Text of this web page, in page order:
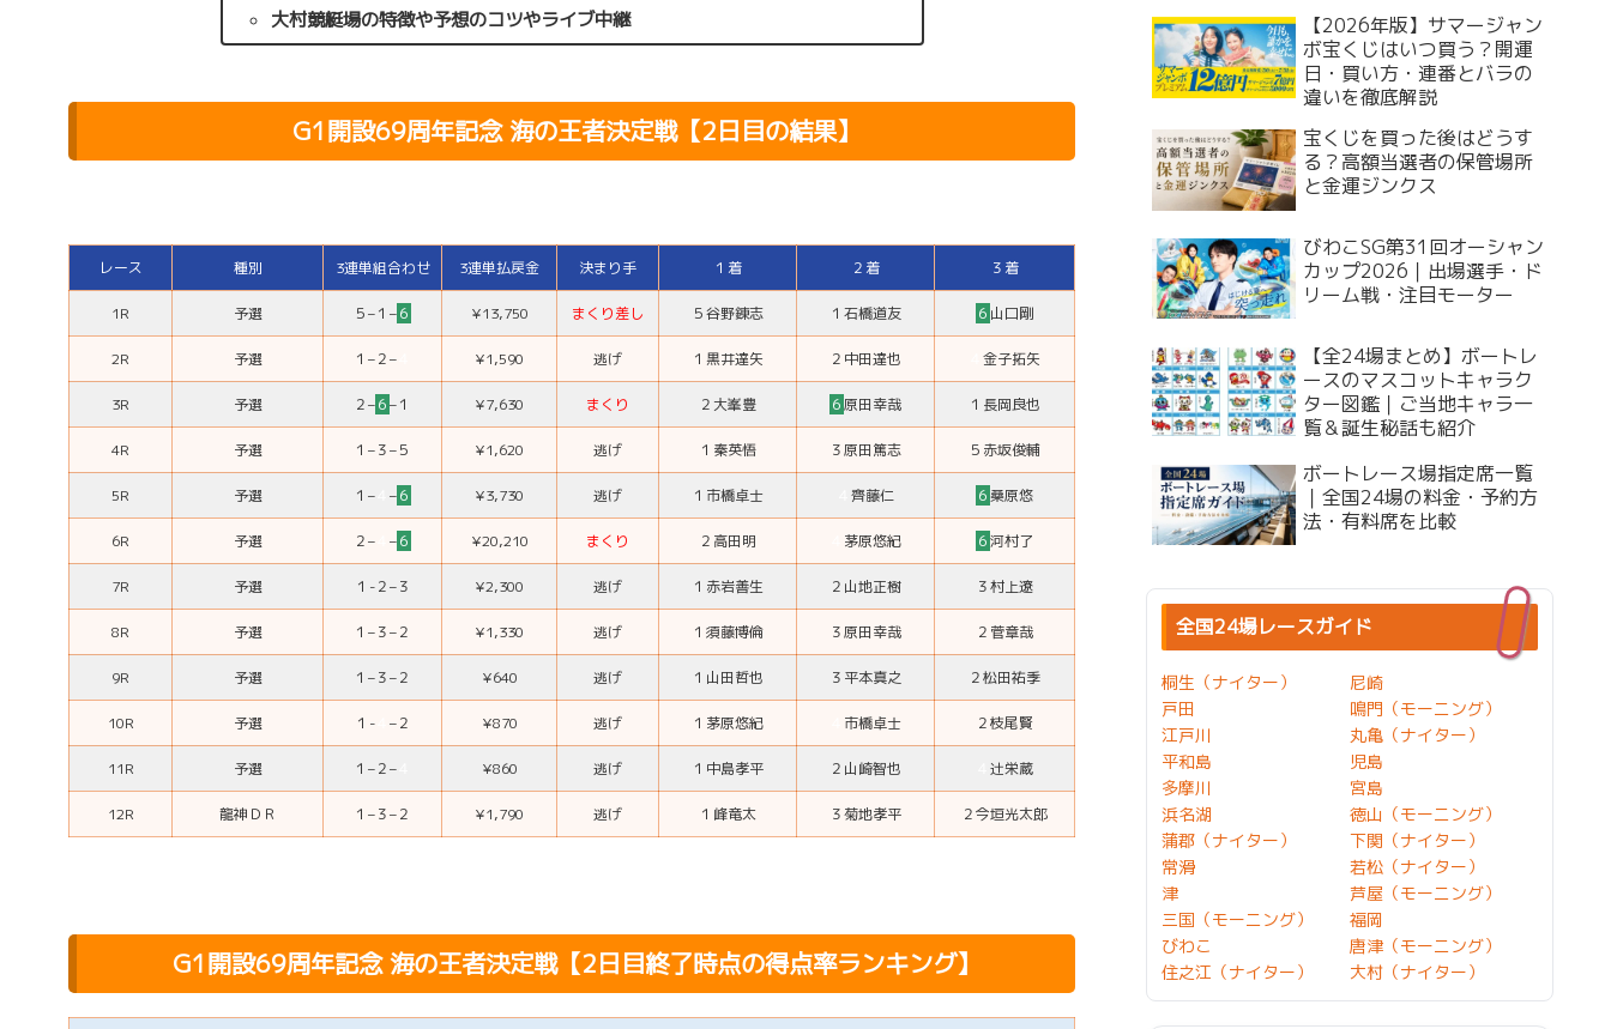
大村競艇場の特徴や予想のコツやライブ中継
G1開設69周年記念 海の王者決定戦【2日目の結果】
レース 種別 3連単組合わせ 3連単払戻金 決まり手 １着 ２着 ３着
1R 予選 ５–１ –６ ¥13,750 まくり差し ５谷野錬志 １ 石橋道友 ６ 山口剛
2R 予選 １ –２– ¥1,590 逃げ １ 黒井達矢 ２ 中田達也 金子拓矢
3R 予選 ２–６–１ ¥7,630 まくり ２ 大峯豊 ６原田幸哉 １ 長岡良也
4R 予選 １ –３–５ ¥1,620 逃げ １ 秦英悟 ３原田篤志 ５ 赤坂俊輔
5R 予選 １ – –６ ¥3,730 逃げ １ 市橋卓士 齊藤仁 ６桑原悠
6R 予選 ２– –６ ¥20,210 まくり ２ 高田明 茅原悠紀 ６河村了
7R 予選 １-２–３ ¥2,300 逃げ １ 赤岩善生 ２ 山地正樹 ３村上遼
8R 予選 １ –３–２ ¥1,330 逃げ １ 須藤博倫 ３原田幸哉 ２ 菅章哉
9R 予選 １ –３–２ ¥640 逃げ １ 山田哲也 ３ 平本真之 ２松田祐季
10R 予選 １-４ –２ ¥870 逃げ １ 茅原悠紀 市橋卓士 ２枝尾賢
11R 予選 １ –２– ¥860 逃げ １ 中島孝平 ２ 山崎智也 辻栄蔵
12R 龍神ＤＲ １ –３–２ ¥1,790 逃げ １ 峰竜太 ３菊地孝平 ２今垣光太郎
G1開設69周年記念 海の王者決定戦【2日目終了時点の得点率ランキング】
【2026年版】サマージャン
ボ宝くじはいつ買う？開運
日・買い方・連番とバラの
違いを徹底解説
宝くじを買った後はどうす
る？高額当選者の保管場所
と金運ジンクス
びわこSG第31回オーシャン
カップ2026｜出場選手・ド
リーム戦・注目モーター
【全24場まとめ】ボートレ
ースのマスコットキャラク
ター図鑑｜ご当地キャラ一
覧＆誕生秘話も紹介
ボートレース場指定席一覧
｜全国24場の料金・予約方
法・有料席を比較
全国24場レースガイド
桐生（ナイター）
戸田
江戸川
平和島
多摩川
浜名湖
蒲郡（ナイター）
常滑
津
三国（モーニング）
びわこ
住之江（ナイター）
尼崎
鳴門（モーニング）
丸亀（ナイター）
児島
宮島
徳山（モーニング）
下関（ナイター）
若松（ナイター）
芦屋（モーニング）
福岡
唐津（モーニング）
大村（ナイター）